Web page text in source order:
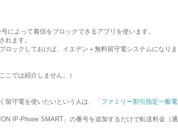
によって着信をブロックできるアプリを使います。
れます。
ロックしておけば、イエデン＋無料留守電システムになりま
こでは紹介しません。）
留守電を使いたいという人は、「 ファミリー割引指定一般電
IP-Phone SMART」の番号を追加するだけで転送料金（通